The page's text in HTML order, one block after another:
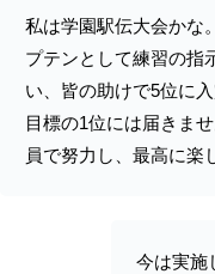
私は学園駅伝大会かな
プテンとして練習の指
い、皆の助けで5位に入
目標の1位には届きま
員で努力し、最高に楽
今は実施